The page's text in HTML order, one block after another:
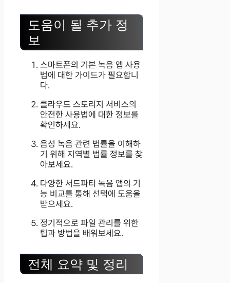
도움이 될 추가 정
보
스마트폰의 기본 녹음 앱 사용
법에 대한 가이드가 필요합니
다.
클라우드 스토리지 서비스의
안전한 사용법에 대한 정보를
확인하세요.
음성 녹음 관련 법률을 이해하
기 위해 지역별 법률 정보를 찾
아보세요.
다양한 서드파티 녹음 앱의 기
능 비교를 통해 선택에 도움을
받으세요.
정기적으로 파일 관리를 위한
팁과 방법을 배워보세요.
전체 요약 및 정리